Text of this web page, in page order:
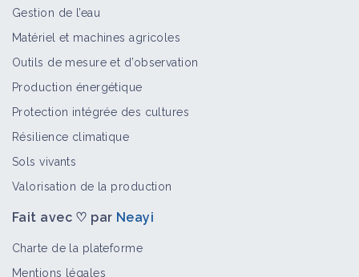
Gestion de l’eau
Matériel et machines agricoles
Outils de mesure et d’observation
Production énergétique
Protection intégrée des cultures
Résilience climatique
Sols vivants
Valorisation de la production
Fait avec ♡ par Neayi
Charte de la plateforme
Mentions légales